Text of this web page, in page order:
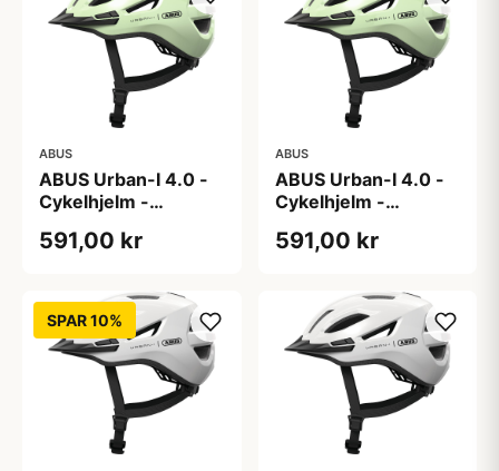
ABUS
ABUS Urban-I 4.0 -
Cykelhjelm -
591,00 kr
ABUS
ABUS Urban-I 4.0 -
Cykelhjelm -
591,00 kr
SPAR 10%